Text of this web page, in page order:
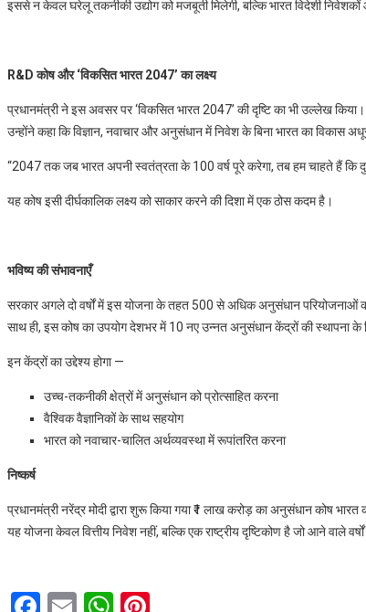
इससे न केवल घरेलू तकनीकी उद्योग को मजबूती मिलेगी, बल्कि भारत विदेशी
R&D कोष और ‘विकसित भारत 2047’ का लक्ष्य
प्रधानमंत्री ने इस अवसर पर ‘विकसित भारत 2047’ की दृष्टि का भी उल्लेख किया।
उन्होंने कहा कि विज्ञान, नवाचार और अनुसंधान में निवेश के बिना भारत का विकास
“2047 तक जब भारत अपनी स्वतंत्रता के 100 वर्ष पूरे करेगा, तब हम चाहते हैं कि
यह कोष इसी दीर्घकालिक लक्ष्य को साकार करने की दिशा में एक ठोस कदम है।
भविष्य की संभावनाएँ
सरकार अगले दो वर्षों में इस योजना के तहत 500 से अधिक अनुसंधान परियोजनाओं को
साथ ही, इस कोष का उपयोग देशभर में 10 नए उन्नत अनुसंधान केंद्रों की स्थापना के
इन केंद्रों का उद्देश्य होगा —
उच्च-तकनीकी क्षेत्रों में अनुसंधान को प्रोत्साहित करना
वैश्विक वैज्ञानिकों के साथ सहयोग
भारत को नवाचार-चालित अर्थव्यवस्था में रूपांतरित करना
निष्कर्ष
प्रधानमंत्री नरेंद्र मोदी द्वारा शुरू किया गया ₹1 लाख करोड़ का अनुसंधान कोष
यह योजना केवल वित्तीय निवेश नहीं, बल्कि एक राष्ट्रीय दृष्टिकोण है जो आने वाले